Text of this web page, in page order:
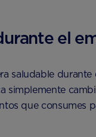
el
saludable durante
simplemente
que consumes